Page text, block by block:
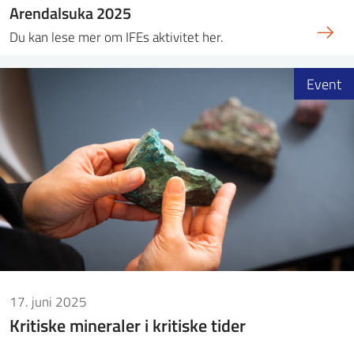
Arendalsuka 2025
Du kan lese mer om IFEs aktivitet her.
17. juni 2025
Kritiske mineraler i kritiske tider
Event